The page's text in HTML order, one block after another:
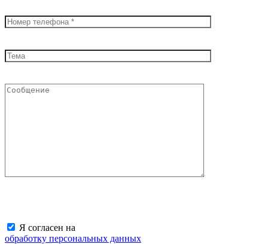
Я согласен на
обработку персональных данных